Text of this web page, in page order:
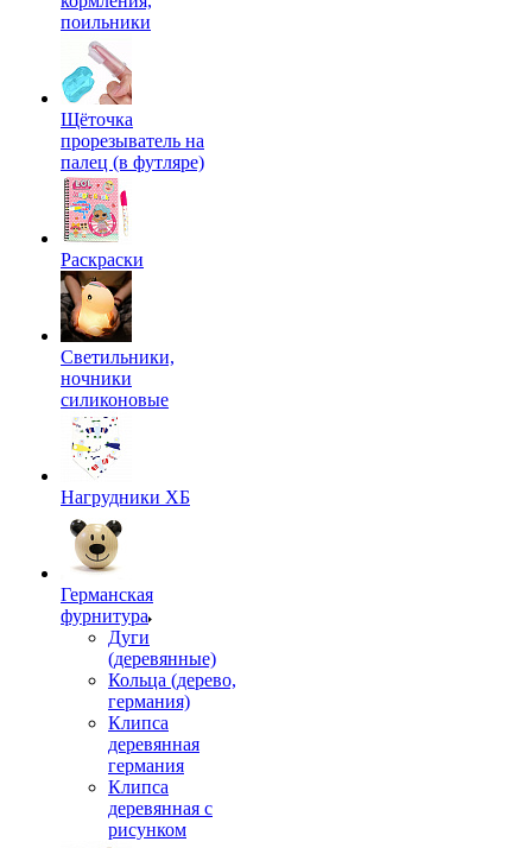
поильники
Щёточка
прорезыватель на
палец (в футляре)
Раскраски
Светильники,
ночники
силиконовые
Нагрудники ХБ
Германская
фурнитура
Дуги
(деревянные)
Кольца (дерево,
германия)
Клипса
деревянная
германия
Клипса
деревянная с
рисунком